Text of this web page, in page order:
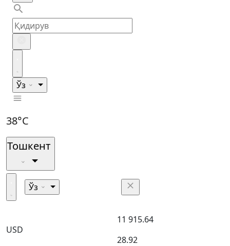
Ўз
38°C
Тошкент
Ўз
USD
11 915.64
28.92